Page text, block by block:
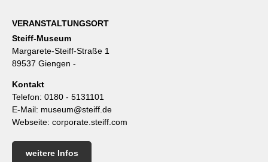
VERANSTALTUNGSORT
Steiff-Museum
Margarete-Steiff-Straße 1
89537 Giengen -
Kontakt
Telefon: 0180 - 5131101
E-Mail: museum@steiff.de
Webseite: corporate.steiff.com
weitere Infos